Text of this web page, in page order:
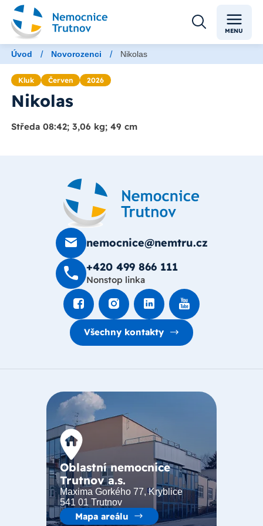
MENU
Úvod / Novorozenci / Nikolas
Kluk Červen 2026
Nikolas
Středa 08:42; 3,06 kg; 49 cm
nemocnice@nemtru.cz
+420 499 8­66 111
Nonstop linka
Všechny kontakty
Oblastní nemocnice
Trutnov a.s.
Maxima Gorkého 77, Kryblice
541 01 Trutnov
Mapa areálu